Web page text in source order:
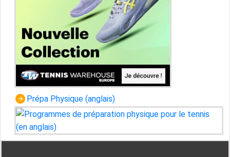
Prépa Physique (anglais)